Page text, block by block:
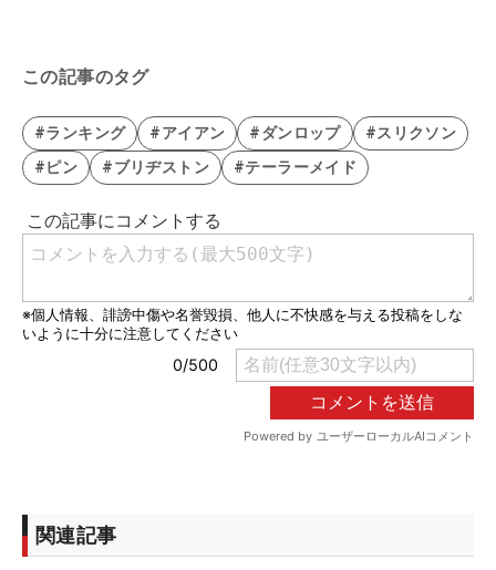
この記事のタグ
#ランキング #アイアン #ダンロップ
#スリクソン
#ピン
#ブリヂストン #テーラーメイド
関連記事